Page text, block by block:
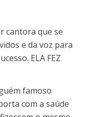
cantora que se
e da voz para
ELA FEZ
famoso
com a saúde